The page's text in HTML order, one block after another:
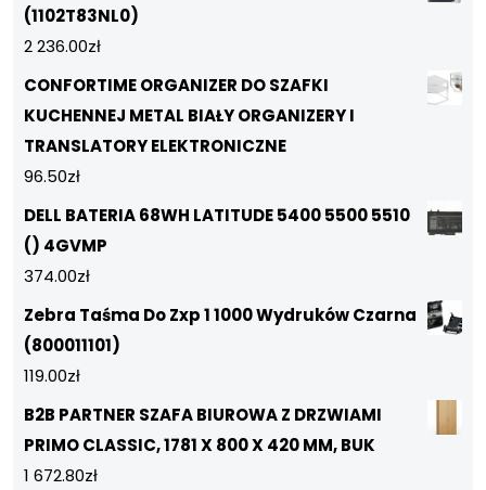
(1102T83NL0)
2 236.00zł
CONFORTIME ORGANIZER DO SZAFKI
KUCHENNEJ METAL BIAŁY ORGANIZERY I
TRANSLATORY ELEKTRONICZNE
96.50zł
DELL BATERIA 68WH LATITUDE 5400 5500 5510
() 4GVMP
374.00zł
Zebra Taśma Do Zxp 1 1000 Wydruków Czarna
(800011101)
119.00zł
B2B PARTNER SZAFA BIUROWA Z DRZWIAMI
PRIMO CLASSIC, 1781 X 800 X 420 MM, BUK
1 672.80zł